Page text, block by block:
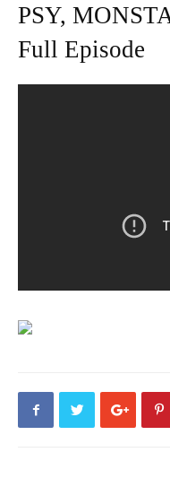
PSY,
Full Episode